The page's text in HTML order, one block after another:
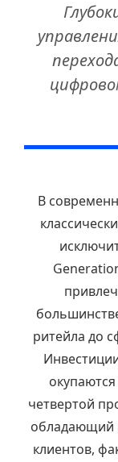
В
ритейла до
четвертой
обладающий
клиентов,